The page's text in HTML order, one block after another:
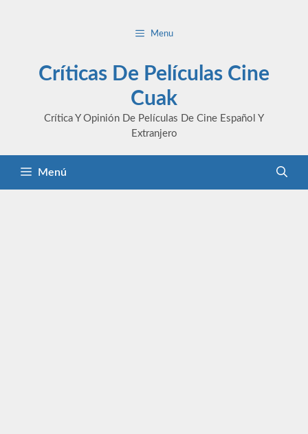
Menu
Críticas De Películas Cine
Cuak
Crítica Y Opinión De Películas De Cine Español Y
Extranjero
Menú